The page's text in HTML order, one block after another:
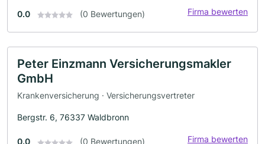
0.0 (0 Bewertungen) Firma bewerten
Peter Einzmann Versicherungsmakler
GmbH
Krankenversicherung · Versicherungsvertreter
Bergstr. 6, 76337 Waldbronn
0.0 (0 Bewertungen) Firma bewerten